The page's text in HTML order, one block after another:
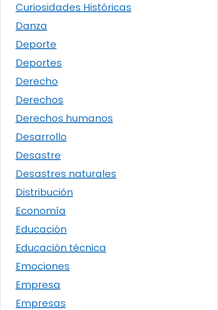
Curiosidades Históricas
Danza
Deporte
Deportes
Derecho
Derechos
Derechos humanos
Desarrollo
Desastre
Desastres naturales
Distribución
Economía
Educación
Educación técnica
Emociones
Empresa
Empresas